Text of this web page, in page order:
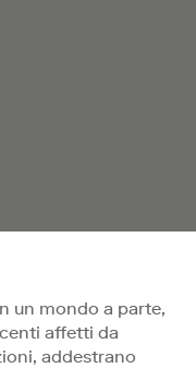
un mondo a parte,
affetti da
addestrano